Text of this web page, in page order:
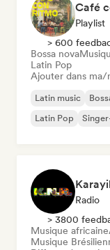
Café
Playlist
> 600
Bossa nova
Latin Pop
Ajouter dans ma/
Latin music
Latin Pop
Radio
> 3800
Musique africaine
Musique